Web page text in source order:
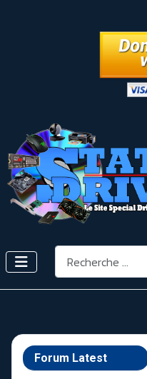
Rechercher
Forum Latest